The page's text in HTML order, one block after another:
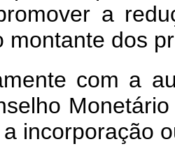
a
montante dos
com a
incorporação